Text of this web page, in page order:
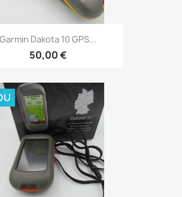
Aperçu rapide
Garmin Dakota 10 GPS...
50,00 €